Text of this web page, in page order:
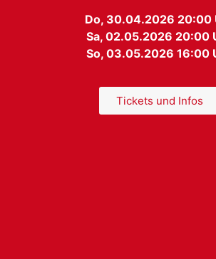
Do, 30.04.2026 20:00
Sa, 02.05.2026 20:00
So, 03.05.2026 16:00
Tickets und Infos